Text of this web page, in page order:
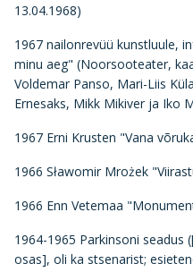
13.04.1968)
1967 nailonrevüü kunstluule,
minu aeg" (Noorsooteater,
Voldemar Panso, Mari-Liis
Ernesaks, Mikk Mikiver ja Iko
1967 Erni Krusten "Vana
1966 Sławomir Mrożek
1966 Enn Vetemaa
1964-1965 Parkinsoni seadus
osas], oli ka stsenarist;